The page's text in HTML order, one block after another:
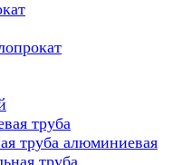
труба
труба алюминиевая
труба